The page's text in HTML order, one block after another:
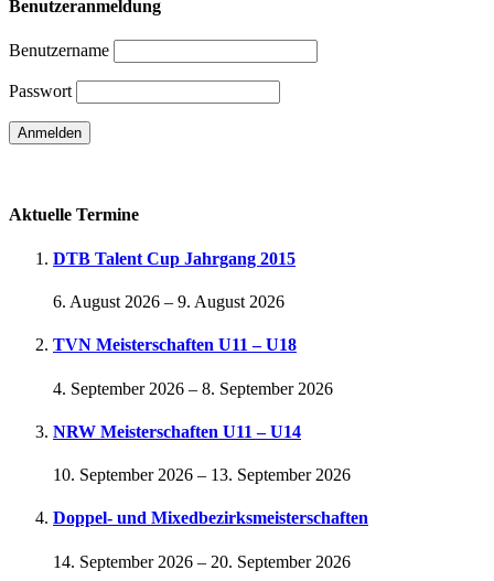
Benutzeranmeldung
Benutzername
Passwort
Aktuelle Termine
DTB Talent Cup Jahrgang 2015
6. August 2026 – 9. August 2026
TVN Meisterschaften U11 – U18
4. September 2026 – 8. September 2026
NRW Meisterschaften U11 – U14
10. September 2026 – 13. September 2026
Doppel- und Mixedbezirksmeisterschaften
14. September 2026 – 20. September 2026